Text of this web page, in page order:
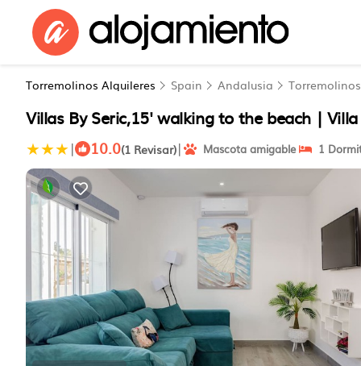
Torremolinos Alquileres Spain Andalusia Torremolinos
Villas By Seric,15' walking to the beach |
| 10.0(1 Revisar)| Mascota amigable 1